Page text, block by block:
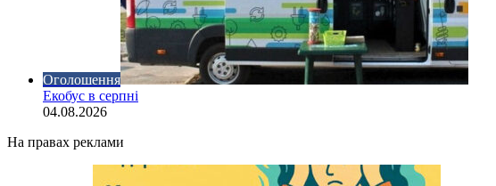
Оголошення
Екобус в серпні
04.08.2026
На правах реклами